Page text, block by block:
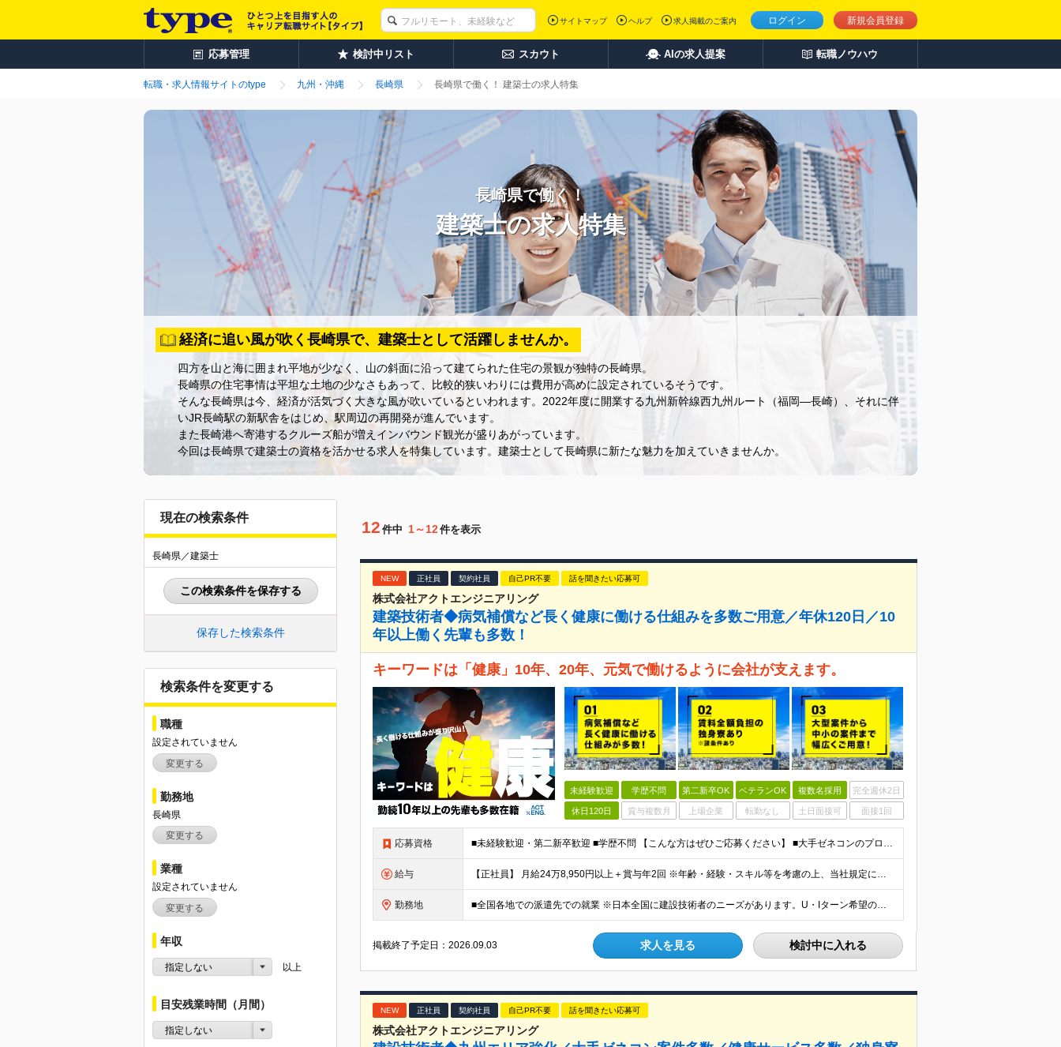
ログイン 新規会員登録
サイトマップ ヘルプ 求人掲載のご案内
応募管理 検討中リスト スカウト AIの求人提案 転職ノウハウ
転職・求人情報サイトのtype 九州・沖縄 長崎県 長崎県で働く！ 建築士の求人特集
長崎県で働く！
建築士の求人特集
経済に追い風が吹く長崎県で、建築士として活躍しませんか。
四方を山と海に囲まれ平地が少なく、山の斜面に沿って建てられた住宅の景観が独特の長崎県。
長崎県の住宅事情は平坦な土地の少なさもあって、比較的狭いわりには費用が高めに設定されているそうです。
そんな長崎県は今、経済が活気づく大きな風が吹いているといわれます。2022年度に開業する九州新幹線西九州ルート（福岡―長崎）、それに伴
いJR長崎駅の新駅舎をはじめ、駅周辺の再開発が進んでいます。
また長崎港へ寄港するクルーズ船が増えインバウンド観光が盛りあがっています。
今回は長崎県で建築士の資格を活かせる求人を特集しています。建築士として長崎県に新たな魅力を加えていきませんか。
現在の検索条件
長崎県／建築士
この検索条件を保存する
保存した検索条件
検索条件を変更する
職種
設定されていません
変更する
勤務地
長崎県
変更する
業種
設定されていません
変更する
年収
指定しない 以上
目安残業時間（月間）
指定しない
12 件中 1～12件を表示
NEW 正社員 契約社員 自己PR不要 話を聞きたい応募可
株式会社アクトエンジニアリング
建築技術者◆病気補償など長く健康に働ける仕組みを多数ご用意／年休120日／10
年以上働く先輩も多数！
キーワードは「健康」10年、20年、元気で働けるように会社が支えます。
未経験歓迎 学歴不問 第二新卒OK ベテランOK 複数名採用 完全週休2日
休日120日 賞与複数月 上場企業 転勤なし 土日面接可 面接1回
応募資格 ■未経験歓迎・第二新卒歓迎 ■学歴不問 【こんな方はぜひご応募ください】 ■大手ゼネコンのプロジェクトに関わってみたい ■福利厚生が整った会社で働きたい ■年収アップを狙いたい ■スケールの大きな仕
給与 【正社員】 月給24万8,950円以上＋賞与年2回 ※年齢・経験・スキル等を考慮の上、当社規定により決定します。 ※残業代、通勤交通費は別途全額支給しています。 【契約社員】 月給28万2,080円
勤務地 ■全国各地での派遣先での就業 ※日本全国に建設技術者のニーズがあります。U・Iターン希望の方も歓迎しておりますので、ご希望を気軽にお聞かせください。 ◆本社／東京都港区赤坂3-8-15 THE AK
掲載終了予定日：2026.09.03 求人を見る 検討中に入れる
NEW 正社員 契約社員 自己PR不要 話を聞きたい応募可
株式会社アクトエンジニアリング